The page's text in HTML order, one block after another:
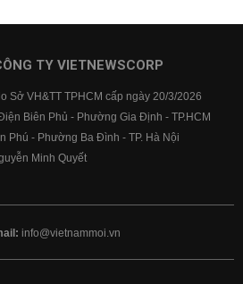
TY VIETNEWSCORP
Sở VH&TT TPHCM cấp ngày 20/3/2026
Biên Phủ - Phường Gia Định - TP.HCM
Phú - Phường Ba Đình - TP. Hà Nội
Minh Quyết
info@vietnammoi.vn